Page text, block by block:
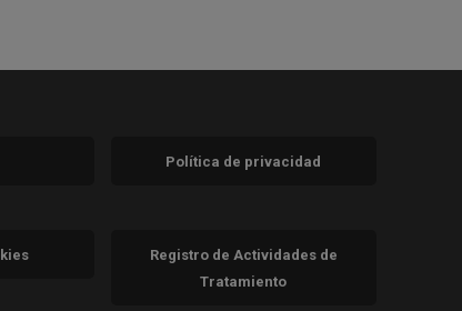
Política de privacidad
Registro de Actividades de
Tratamiento